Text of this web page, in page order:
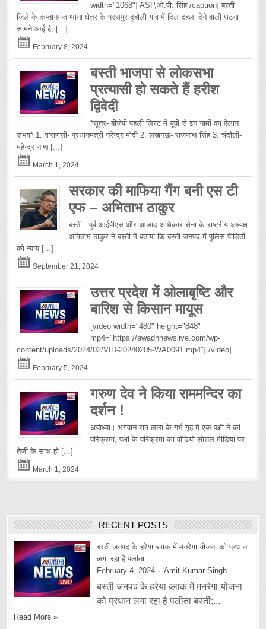
width="1068"] ASP,ओ.पी. सिंह[/caption] बस्ती
जिले के कप्तानगंज थाना क्षेत्र के परसपुर दुबौली गांव में दिल दहला देने वाली घटना
सामने आई है, [...]
February 8, 2024
बस्ती भाजपा से लोकसभा
प्रत्यासी हो सकते हैं हरीश
द्विवेदी
*सूत्र- बीजेपी पहली लिस्ट में यूपी से इन नामों का ऐलान
संभव* 1. वाराणसी- प्रधानमंत्री नरेन्द्र मोदी 2. लखनऊ- राजनाथ सिंह 3. चंदौली-
महेन्द्र नाथ [...]
March 1, 2024
सरकार की माफिया गैंग बनी एस टी
एफ – अभिताभ ठाकुर
बस्ती - पूर्व आईपीएस और आजाद अधिकार सेना के राष्ट्रीय अध्यक्ष
अमिताभ ठाकुर ने बस्ती में बताया कि बस्ती जनपद में पुलिस पीड़ितों
को न्याय [...]
September 21, 2024
उत्तर प्रदेश में ओलाबृष्टि और
बारिश से किसान मायूस
[video width="480" height="848"
mp4="https://awadhnewslive.com/wp-
content/uploads/2024/02/VID-20240205-WA0091.mp4"][/video]
February 5, 2024
गरुण देव ने किया राममन्दिर का
दर्शन !
अयोध्या। भगवान राम लला के गर्भ गृह में एक पक्षी ने की
परिक्रमा, पक्षी के परिक्रमा का वीडियो सोशल मीडिया पर
तेजी के साथ हो [...]
March 1, 2024
RECENT POSTS
बस्ती जनपद के हरेया ब्लाक में मनरेगा योजना को प्रधान
लगा रहा है पलीता
February 4, 2024
Amit Kumar Singh
बस्ती जनपद के हरेया ब्लाक में मनरेगा योजना
को प्रधान लगा रहा है पलीता बस्ती:...
Read More »